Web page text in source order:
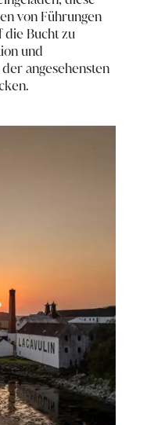
von Führungen
die Bucht zu
und
angesehensten